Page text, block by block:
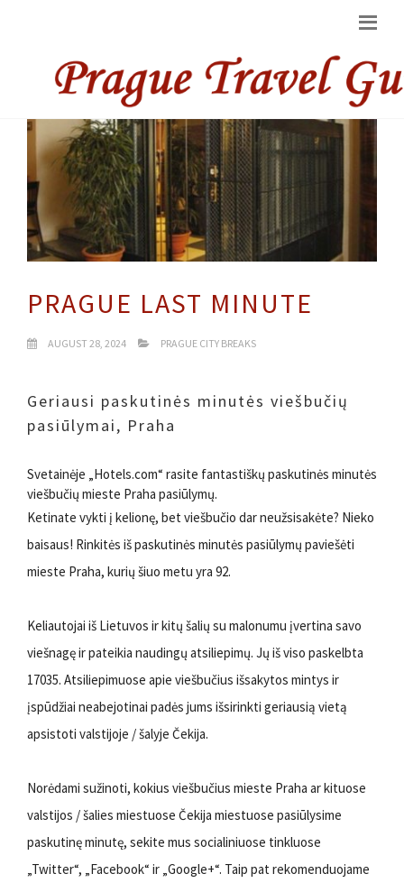
PRAGUE LAST MINUTE
AUGUST 28, 2024 PRAGUE CITY BREAKS
Geriausi paskutinės minutės viešbučių
pasiūlymai, Praha
Svetainėje „Hotels.com“ rasite fantastiškų paskutinės minutės
viešbučių mieste Praha pasiūlymų.
Ketinate vykti į kelionę, bet viešbučio dar neužsisakėte? Nieko
baisaus! Rinkitės iš paskutinės minutės pasiūlymų paviešėti
mieste Praha, kurių šiuo metu yra 92.
Keliautojai iš Lietuvos ir kitų šalių su malonumu įvertina savo
viešnagę ir pateikia naudingų atsiliepimų. Jų iš viso paskelbta
17035. Atsiliepimuose apie viešbučius išsakytos mintys ir
įspūdžiai neabejotinai padės jums išsirinkti geriausią vietą
apsistoti valstijoje / šalyje Čekija.
Norėdami sužinoti, kokius viešbučius mieste Praha ar kituose
valstijos / šalies miestuose Čekija miestuose pasiūlysime
paskutinę minutę, sekite mus socialiniuose tinkluose
„Twitter“, „Facebook“ ir „Google+“. Taip pat rekomenduojame